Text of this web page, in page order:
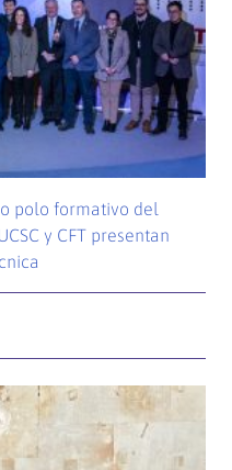
polo formativo del
y CFT presentan